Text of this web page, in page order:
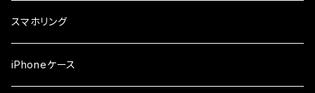
ガラスフィルム
らくらくスマホ
ガラスフィルム
OPPO
iPhone17ProMax
スマホリング
iPhoneケース